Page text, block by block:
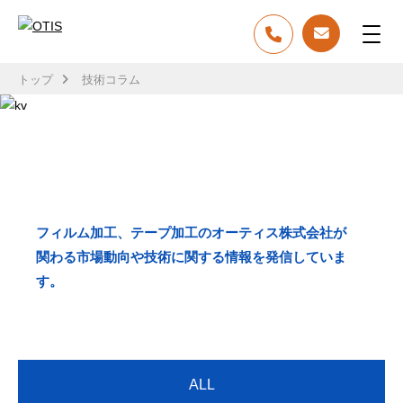
トップ 技術コラム
フィルム加工、テープ加工のオーティス株式会社が
関わる市場動向や技術に関する情報を発信していま
す。
ALL